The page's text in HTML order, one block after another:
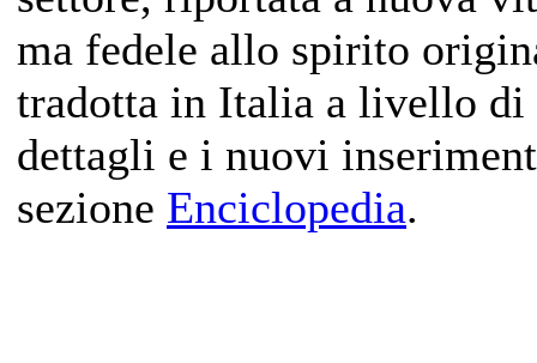
ma fedele allo spirito
tradotta in Italia a livello
dettagli e i nuovi
sezione Enciclopedia.